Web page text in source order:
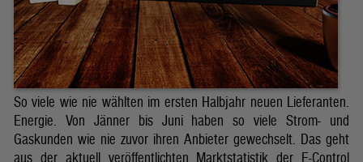
So viele wie nie wählten im ersten Halbjahr neuen Lieferanten.
Energie. Von Jänner bis Juni haben so viele Strom- und
Gaskunden wie nie zuvor ihren Anbieter gewechselt. Das geht
aus der aktuell veröffentlichten Marktstatistik der E-Control